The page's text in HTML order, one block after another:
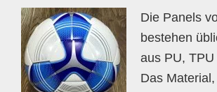
Die Panels
bestehen
aus PU,
Das